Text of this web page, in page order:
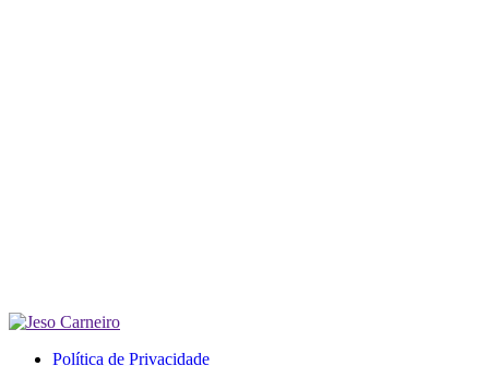
Política de Privacidade